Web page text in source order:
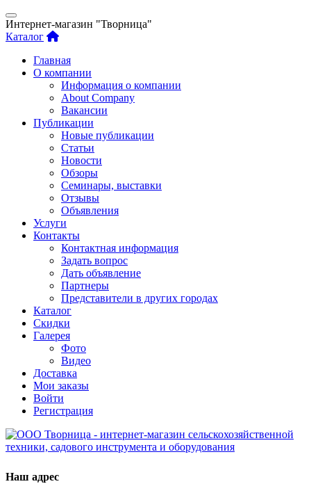
Интернет-магазин "Творница"
Каталог
Главная
О компании
Информация о компании
About Company
Вакансии
Публикации
Новые публикации
Статьи
Новости
Обзоры
Семинары, выставки
Отзывы
Объявления
Услуги
Контакты
Контактная информация
Задать вопрос
Дать объявление
Партнеры
Представители в других городах
Каталог
Скидки
Галерея
Фото
Видео
Доставка
Мои заказы
Войти
Регистрация
Наш адрес